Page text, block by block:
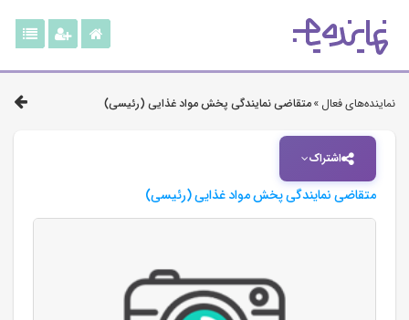
نماینده‌های فعال »متقاضی نمایندگی پخش مواد غذایی (رئیسی)
اشتراک
متقاضی نمایندگی پخش مواد غذایی (رئیسی)